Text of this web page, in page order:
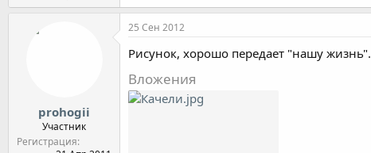
prohogii
Участник
Регистрация
25 Сен 2012
Рисунок, хорошо передает "нашу жизнь".
Вложения